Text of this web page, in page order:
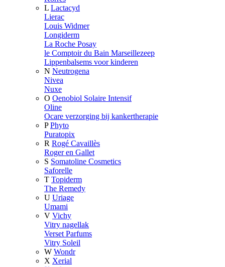
L Lactacyd
Lierac
Louis Widmer
Longiderm
La Roche Posay
le Comptoir du Bain Marseillezeep
Lippenbalsems voor kinderen
N Neutrogena
Nivea
Nuxe
O Oenobiol Solaire Intensif
Oline
Ocare verzorging bij kankertherapie
P Phyto
Puratopix
R Rogé Cavaillès
Roger en Gallet
S Somatoline Cosmetics
Saforelle
T Topiderm
The Remedy
U Uriage
Umami
V Vichy
Vitry nagellak
Verset Parfums
Vitry Soleil
W Wondr
X Xerial